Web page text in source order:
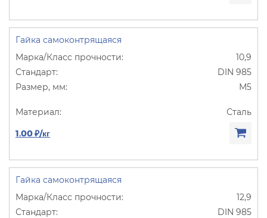
Гайка самоконтрящаяся
10,9
DIN 985
М5
Сталь
1.00 ₽/кг
Гайка самоконтрящаяся
12,9
DIN 985